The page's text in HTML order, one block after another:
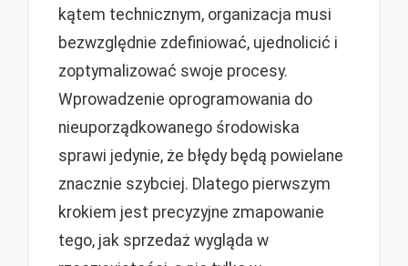
kątem technicznym, organizacja musi
bezwzględnie zdefiniować, ujednolicić i
zoptymalizować swoje procesy.
Wprowadzenie oprogramowania do
nieuporządkowanego środowiska
sprawi jedynie, że błędy będą powielane
znacznie szybciej. Dlatego pierwszym
krokiem jest precyzyjne zmapowanie
tego, jak sprzedaż wygląda w